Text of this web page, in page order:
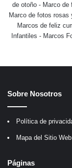
de otoño - Marco de
Marco de fotos rosas
Marcos de feliz
Infantiles - Marcos
Sobre Nosotros
Política de
Mapa del Sitio Web
Páginas